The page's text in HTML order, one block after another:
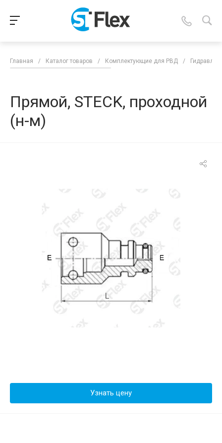
Главная / Каталог товаров / Комплектующие для РВД /
Прямой, STECK, проходной
(н-м)
Узнать цену